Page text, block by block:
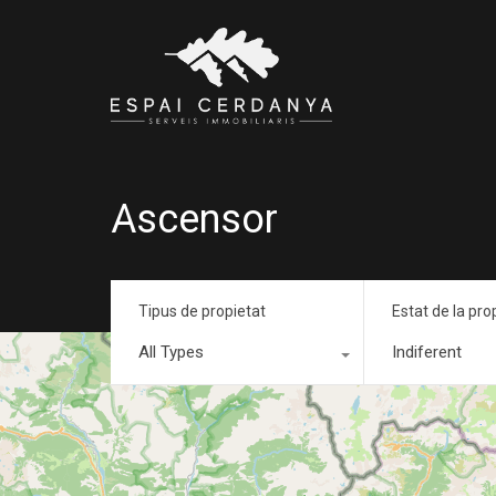
Ascensor
Tipus de propietat
All Types
Estat de la
Indiferent